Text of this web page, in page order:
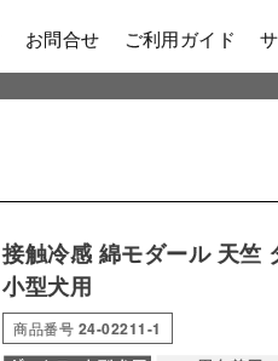
お問合せ ご利用ガイド
接触冷感 綿モダール 天竺
小型犬用
商品番号 24-02211-1